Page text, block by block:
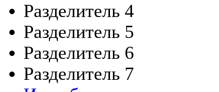
Разделитель 4
Разделитель 5
Разделитель 6
Разделитель 7